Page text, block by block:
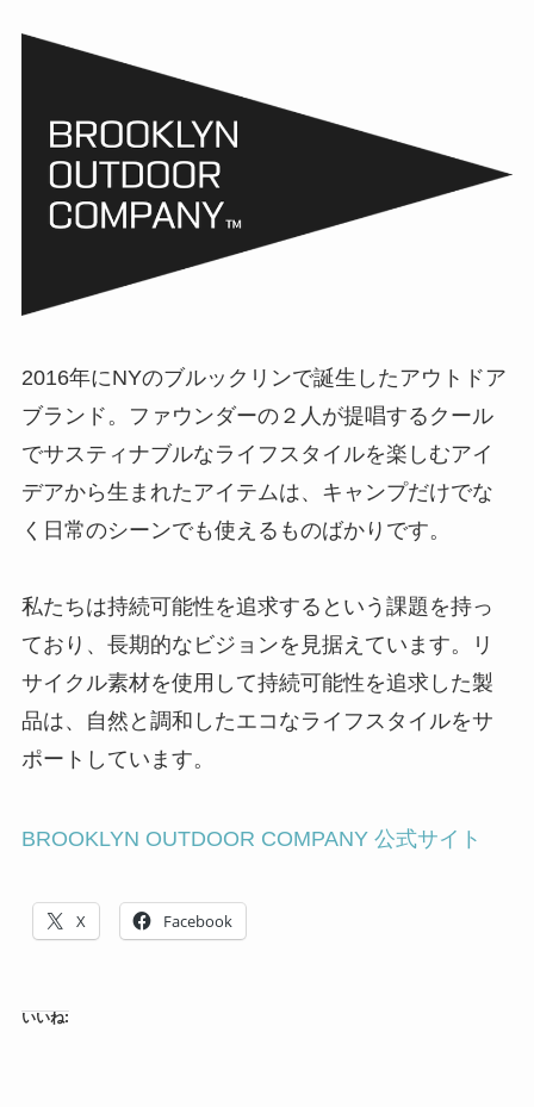
2016年にNYのブルックリンで誕生したアウトドア
ブランド。ファウンダーの２人が提唱するクール
でサスティナブルなライフスタイルを楽しむアイ
デアから生まれたアイテムは、キャンプだけでな
く日常のシーンでも使えるものばかりです。
私たちは持続可能性を追求するという課題を持っ
ており、長期的なビジョンを見据えています。リ
サイクル素材を使用して持続可能性を追求した製
品は、自然と調和したエコなライフスタイルをサ
ポートしています。
BROOKLYN OUTDOOR COMPANY 公式サイト
X Facebook
いいね: